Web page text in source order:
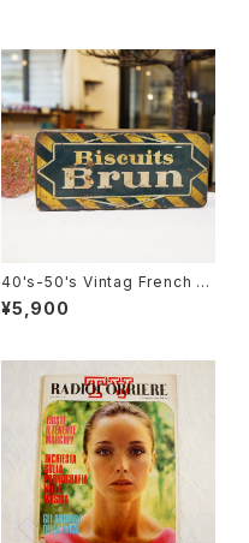
40's-50's Vintag French Ti
n Box [OV-11]
¥5,900